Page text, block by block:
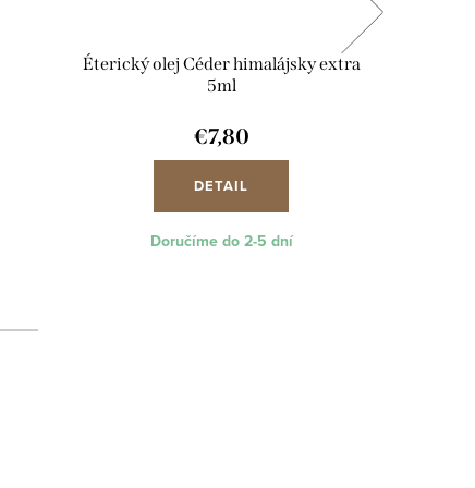
Éterický olej Céder himalájsky extra
5ml
€7,80
DETAIL
Doručíme do 2-5 dní